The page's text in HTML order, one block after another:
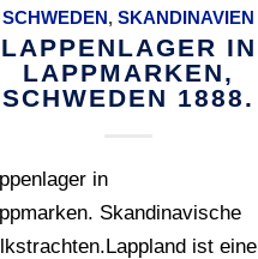
SCHWEDEN,SKANDINAVIEN
LAPPENLAGER IN
LAPPMARKEN,
SCHWEDEN 1888.
in
Skandinavische
ist eine